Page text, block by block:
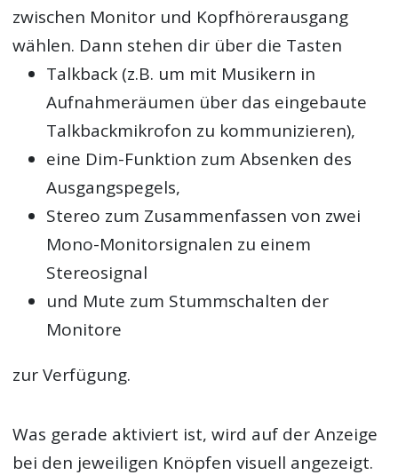
zwischen Monitor und Kopfhörerausgang
wählen. Dann stehen dir über die Tasten
Talkback (z.B. um mit Musikern in
Aufnahmeräumen über das eingebaute
Talkbackmikrofon zu kommunizieren),
eine Dim-Funktion zum Absenken des
Ausgangspegels,
Stereo zum Zusammenfassen von zwei
Mono-Monitorsignalen zu einem
Stereosignal
und Mute zum Stummschalten der
Monitore
zur Verfügung.
Was gerade aktiviert ist, wird auf der Anzeige
bei den jeweiligen Knöpfen visuell angezeigt.